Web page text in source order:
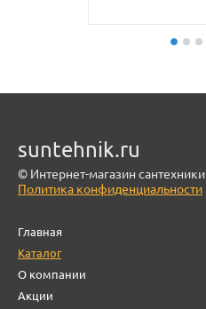
suntehnik.ru
© Интернет-магазин сантехники
Политика конфиденциальности
Главная
Каталог
О компании
Акции